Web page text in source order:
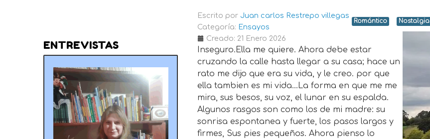
Escrito por Juan carlos Restrepo villegas
Categoría: Ensayos
Creado: 21 Enero 2026
Romántico Nostalgia
Inseguro.Ella me quiere. Ahora debe estar
cruzando la calle hasta llegar a su casa; hace un
rato me dijo que era su vida, y le creo. por que
ella tambien es mi vida...La forma en que me me
mira, sus besos, su voz, el lunar en su espalda.
Algunos rasgos son como los de mi madre: su
sonrisa espontanea y fuerte, los pasos largos y
firmes, Sus pies pequeños. Ahora pienso lo
ENTREVISTAS